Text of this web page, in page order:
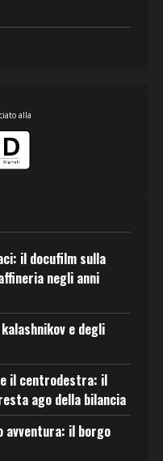
alla
il docufilm sulla
negli anni
e degli
il centrodestra: il
ago della bilancia
avventura: il borgo